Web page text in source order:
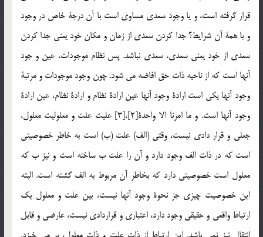
قرار گرفته است، و يا وجود سعدي مساوي است با آن درجة خاص در وجود
و با همة آن شرايط؟ جدا كردن سعدي از زمان و مكان خود يعني جدا كردن
سعدي از خود يعني سعدي، سعدي نباشد. پس نظام موجودات، عين و جود
آنها است که از ناحيه ذات حق افاضه مي شود. چون وجود موجودات و مرتبة
وجود آنها يكي است ارادة وجود آنها عين ارادة نظام و ارادة نظام، عين ارادة
وجود آنها است. و ما امرنا الا واحدة[2]،[3] عليت علت و معلوليت معلول،
جعلي و قرار دادي نيست، وقتي (الف) علت (ب) است به خاطر خصوصيتي
است كه در ذات الف وجود دارد و آن را علت ب ساخته است و نيز ب كه
معلول است خصوصيتي دارد كه بخاطر آن مربوط به الف گشته است. البته
اين خصوصيت چيزي جز نحوة وجود آنها نيست، بين علت و معلول يك
ارتباط واقعي و حقيقي وجود دارد، اعتباري و قراردادي نيست، عارضي و قابل